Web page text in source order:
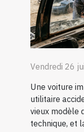
Vendredi 26
Une voiture
utilitaire
vieux modèle
technique, et